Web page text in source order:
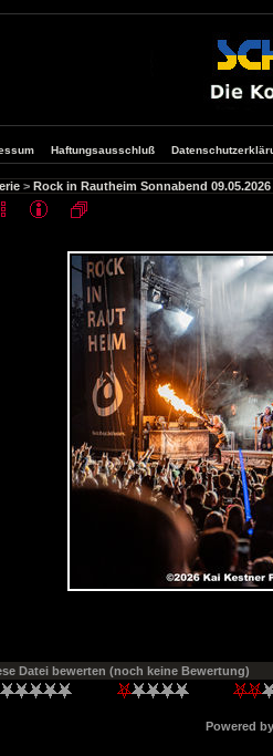
Haftungsausschluß
> Rock in Rautheim Sonnabend 09.05.2026
Datei bewerten (noch keine Bewertung)
Powered